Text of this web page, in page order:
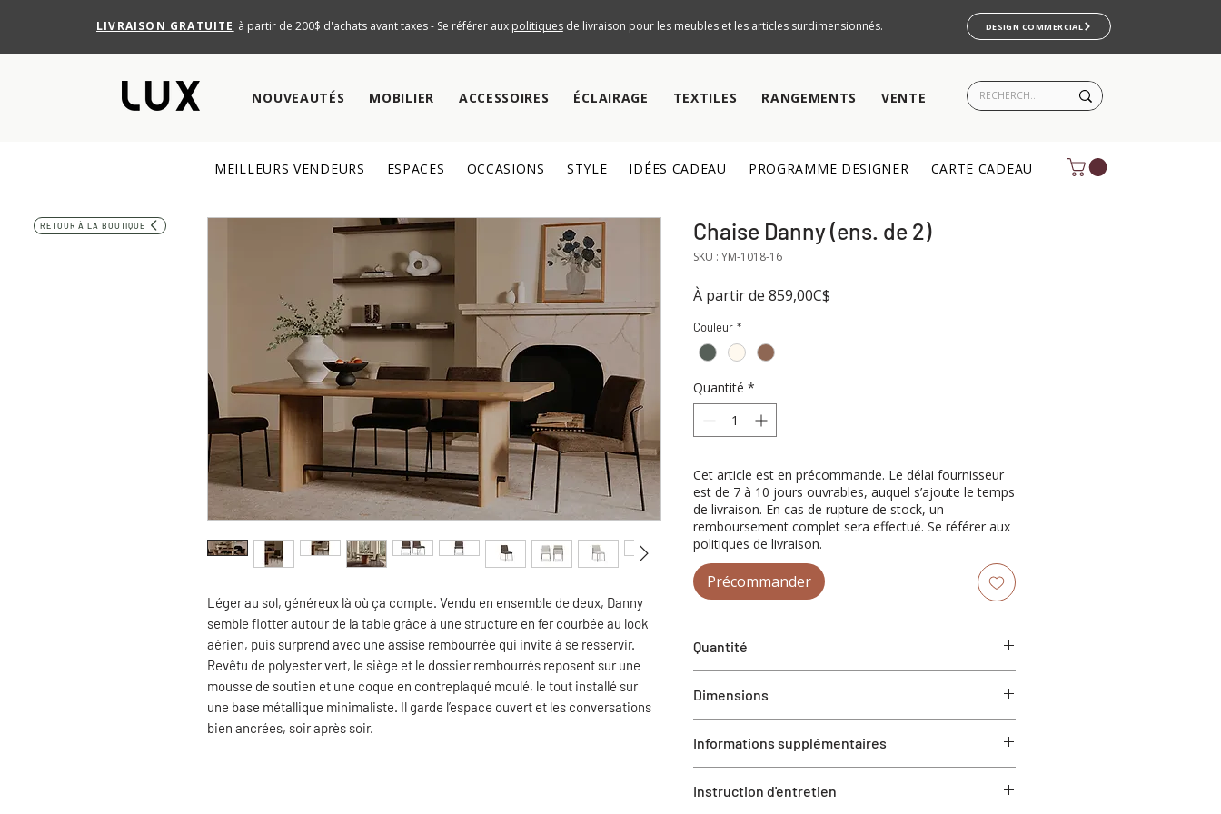
LIVRAISON GRATUITE à partir de 200$ d'achats avant taxes - Se référer aux politiquesde livraison pour les meubles et les articles surdimensionnés. DESIGN COMMERCIAL
NOUVEAUTÉS MOBILIER ACCESSOIRES ÉCLAIRAGE TEXTILES RANGEMENTS VENTE
MEILLEURS VENDEURS ESPACES OCCASIONS STYLE IDÉES CADEAU PROGRAMME DESIGNER CARTE CADEAU
RETOUR À LA BOUTIQUE
Léger au sol, généreux là où ça compte. Vendu en ensemble de deux, Danny
semble flotter autour de la table grâce à une structure en fer courbée au look
aérien, puis surprend avec une assise rembourrée qui invite à se resservir.
Revêtu de polyester vert, le siège et le dossier rembourrés reposent sur une
mousse de soutien et une coque en contreplaqué moulé, le tout installé sur
une base métallique minimaliste. Il garde l’espace ouvert et les conversations
bien ancrées, soir après soir.
Chaise Danny (ens. de 2)
SKU : YM-1018-16
À partir de 859,00C$
Couleur *
Quantité *
Cet article est en précommande. Le délai fournisseur
est de 7 à 10 jours ouvrables, auquel s’ajoute le temps
de livraison. En cas de rupture de stock, un
remboursement complet sera effectué. Se référer aux
politiques de livraison.
Précommander
Quantité
Dimensions
Hauteur d'assise 18.9"
Profondeur d'assise 18.1"
Largeur d'assise 18.1"
Informations supplémentaires
Instruction d'entretien